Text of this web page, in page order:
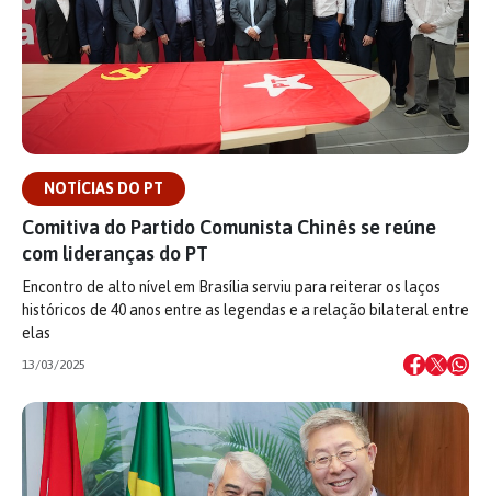
NOTÍCIAS DO PT
Comitiva do Partido Comunista Chinês se reúne
com lideranças do PT
Encontro de alto nível em Brasília serviu para reiterar os laços
históricos de 40 anos entre as legendas e a relação bilateral entre
elas
13/03/2025